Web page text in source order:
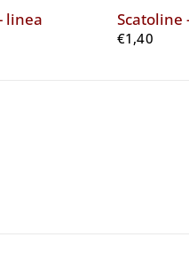
linea
Scatoline
€1,40